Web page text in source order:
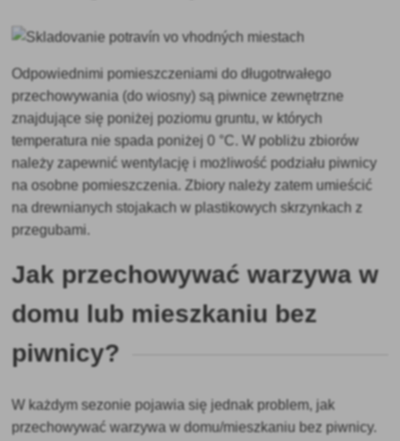
Odpowiednimi pomieszczeniami do długotrwałego
przechowywania (do wiosny) są piwnice zewnętrzne
znajdujące się poniżej poziomu gruntu, w których
temperatura nie spada poniżej 0 °C. W pobliżu zbiorów
należy zapewnić wentylację i możliwość podziału piwnicy
na osobne pomieszczenia. Zbiory należy zatem umieścić
na drewnianych stojakach w plastikowych skrzynkach z
przegubami.
Jak przechowywać warzywa w
domu lub mieszkaniu bez
piwnicy?
W każdym sezonie pojawia się jednak problem, jak
przechowywać warzywa w domu/mieszkaniu bez piwnicy.